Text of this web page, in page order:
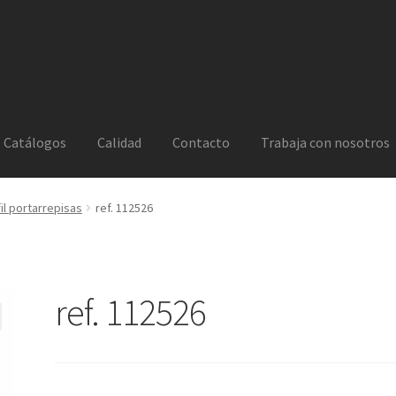
Catálogos Calidad Contacto Trabaja con nosotros
portarrepisas ref. 112526
ref. 112526